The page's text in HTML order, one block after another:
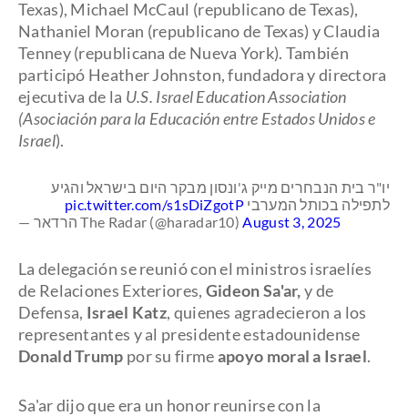
Texas), Michael McCaul (republicano de Texas),
Nathaniel Moran (republicano de Texas) y Claudia
Tenney (republicana de Nueva York). También
participó Heather Johnston, fundadora y directora
ejecutiva de la U.S. Israel Education Association
(Asociación para la Educación entre Estados Unidos e
Israel).
יו"ר בית הנבחרים מייק ג'ונסון מבקר היום בישראל והגיע
לתפילה בכותל המערבי pic.twitter.com/s1sDiZgotP
— הרדאר The Radar (@haradar10)August 3, 2025
La delegación se reunió con el ministros israelíes
de Relaciones Exteriores, Gideon Sa'ar,y de
Defensa, Israel Katz, quienes agradecieron a los
representantes y al presidente estadounidense
Donald Trump por su firmeapoyo moral a Israel.
Sa'ar dijo que era un honor reunirse con la